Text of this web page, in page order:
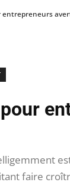
entrepreneurs
faire